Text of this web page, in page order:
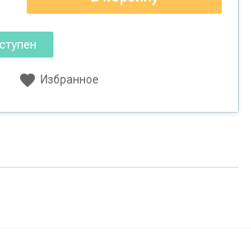
Избранное